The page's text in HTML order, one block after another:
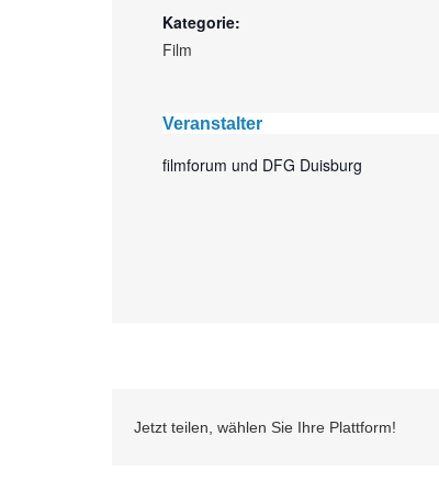
Kategorie:
Film
Veranstalter
filmforum und DFG Duisburg
Jetzt teilen, wählen Sie Ihre Plattform!